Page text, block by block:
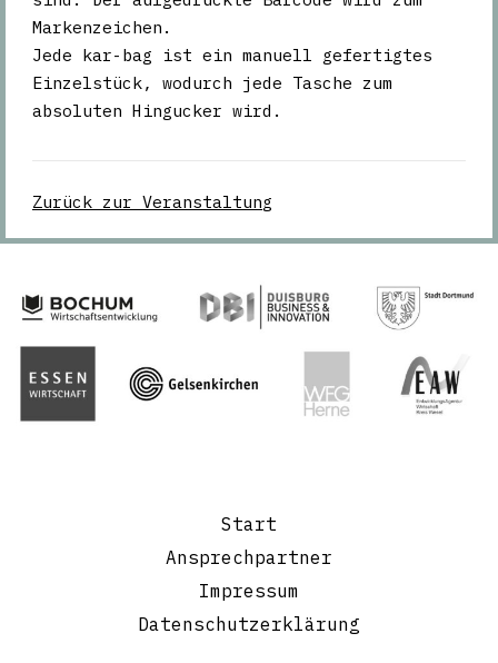
Markenzeichen.
Jede kar-bag ist ein manuell gefertigtes
Einzelstück, wodurch jede Tasche zum
absoluten Hingucker wird.
Zurück zur Veranstaltung
Start
Ansprechpartner
Impressum
Datenschutzerklärung